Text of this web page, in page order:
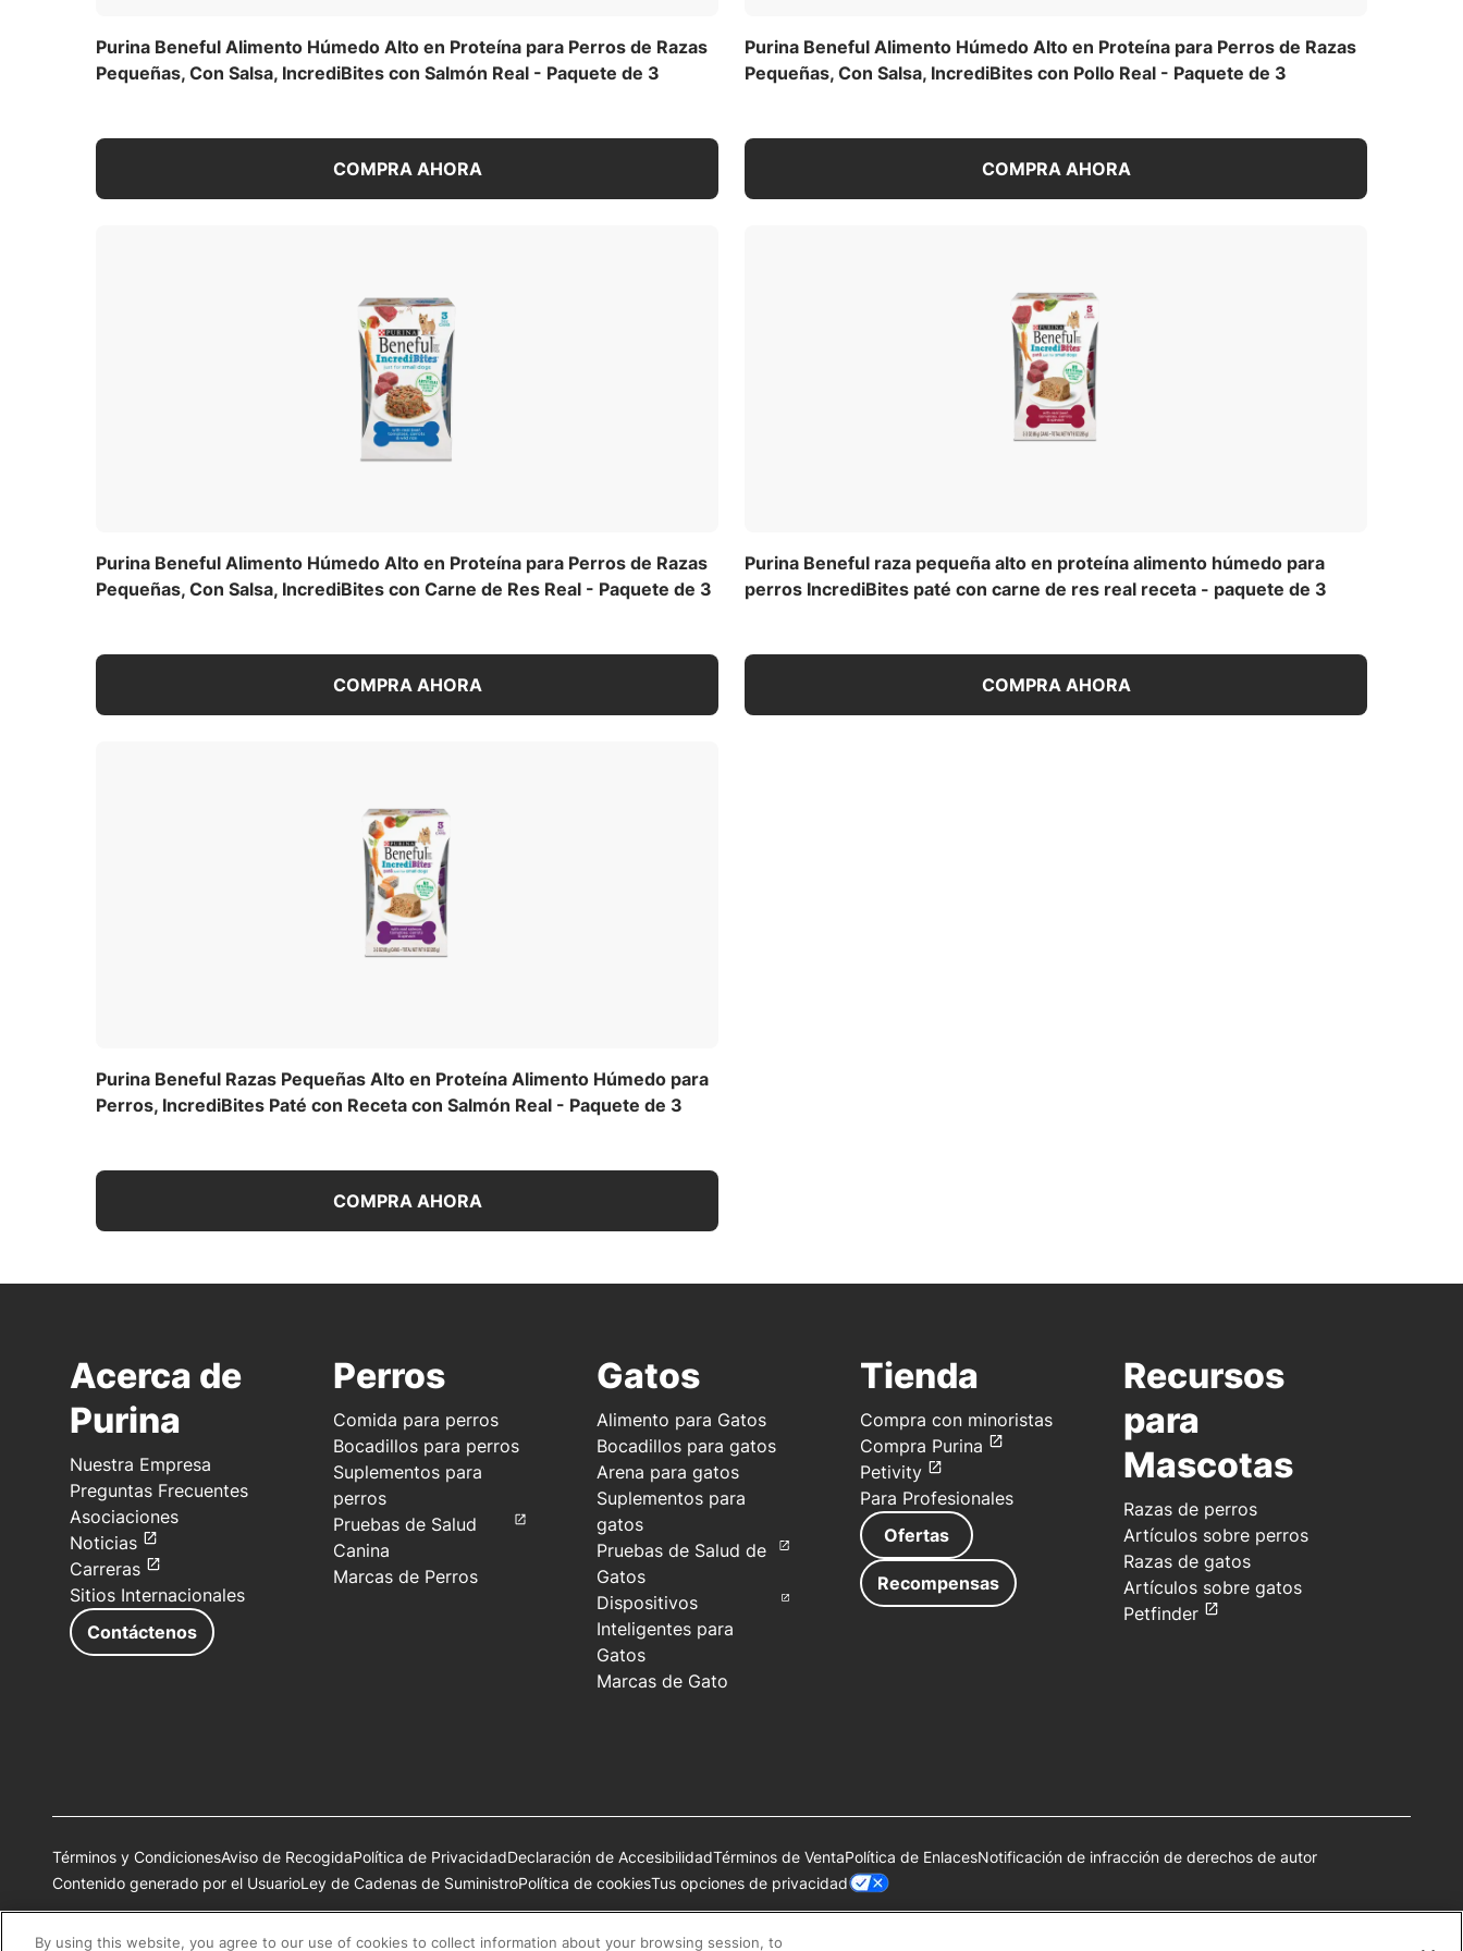
vitaminas y minerales esenciales para promover una salud general óptima. Este alimento húmedo
para perros alto en proteína ofrece una nutrición 100 % completa y balanceada para perros adultos
Surtido, IncrediBites Paté, con sabores de pollo, res y salmón, ofrece una textura suave y carnosa
fácil de masticar y viene en prácticas latas de 3 onzas, perfectamente porcionadas para perros
pequeños. Producido con orgullo en instalaciones de Purina en EE. UU., este alimento enlatado para
Purina Beneful Alimento Húmedo Alto en Proteína para Perros de Razas
Pequeñas, Con Salsa, IncrediBites con Salmón Real - Paquete de 3
COMPRA AHORA
Purina Beneful Alimento Húmedo Alto en Proteína para Perros de Razas
Pequeñas, Con Salsa, IncrediBites con Pollo Real - Paquete de 3
COMPRA AHORA
Purina Beneful Alimento Húmedo Alto en Proteína para Perros de Razas
Pequeñas, Con Salsa, IncrediBites con Carne de Res Real - Paquete de 3
COMPRA AHORA
Purina Beneful raza pequeña alto en proteína alimento húmedo para
perros IncrediBites paté con carne de res real receta - paquete de 3
COMPRA AHORA
Purina Beneful Razas Pequeñas Alto en Proteína Alimento Húmedo para
Perros, IncrediBites Paté con Receta con Salmón Real - Paquete de 3
COMPRA AHORA
Acerca de
Purina
Nuestra Empresa
Preguntas Frecuentes
Asociaciones
Noticias
Carreras
Sitios Internacionales
Contáctenos
Perros
Comida para perros
Bocadillos para perros
Suplementos para
perros
Pruebas de Salud
Canina
Marcas de Perros
Gatos
Alimento para Gatos
Bocadillos para gatos
Arena para gatos
Suplementos para
gatos
Pruebas de Salud de
Gatos
Dispositivos
Inteligentes para
Gatos
Marcas de Gato
Tienda
Compra con minoristas
Compra Purina
Petivity
Para Profesionales
Ofertas
Recompensas
Recursos
para
Mascotas
Razas de perros
Artículos sobre perros
Razas de gatos
Artículos sobre gatos
Petfinder
Términos y CondicionesAviso de RecogidaPolítica de PrivacidadDeclaración de AccesibilidadTérminos de VentaPolítica de EnlacesNotificación de infracción de derechos de autor
Contenido generado por el UsuarioLey de Cadenas de SuministroPolítica de cookiesTus opciones de privacidad
Todas las marcas comerciales de Nestlé Purina son propiedad de Société des Produits Nestlé S.A., Vevey, Suiza o se utilizan con autorización.
By using this website, you agree to our use of cookies to collect information about your browsing session, to